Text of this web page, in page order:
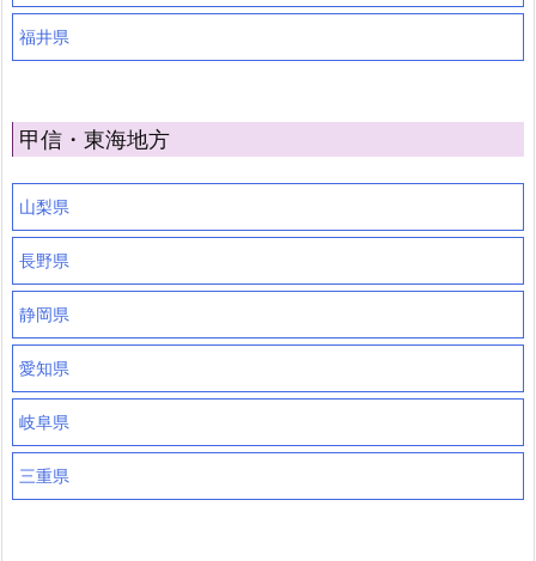
福井県
甲信・東海地方
山梨県
長野県
静岡県
愛知県
岐阜県
三重県